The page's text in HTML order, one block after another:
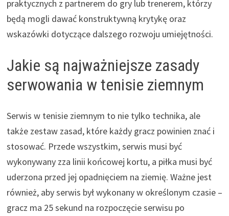
praktycznych z partnerem do gry lub trenerem, którzy
będą mogli dawać konstruktywną krytykę oraz
wskazówki dotyczące dalszego rozwoju umiejętności.
Jakie są najważniejsze zasady
serwowania w tenisie ziemnym
Serwis w tenisie ziemnym to nie tylko technika, ale
także zestaw zasad, które każdy gracz powinien znać i
stosować. Przede wszystkim, serwis musi być
wykonywany zza linii końcowej kortu, a piłka musi być
uderzona przed jej opadnięciem na ziemię. Ważne jest
również, aby serwis był wykonany w określonym czasie –
gracz ma 25 sekund na rozpoczęcie serwisu po